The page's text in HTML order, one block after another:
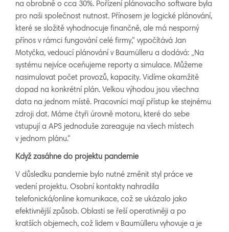
na obrobně o cca 30%. Pořízení plánovacího software byla
pro naši společnost nutnost. Přínosem je logické plánování,
které se složitě vyhodnocuje finančně, ale má nesporný
přínos v rámci fungování celé firmy,“ vypočítává Jan
Motyčka, vedoucí plánování v Baumülleru a dodává: „Na
systému nejvíce oceňujeme reporty a simulace. Můžeme
nasimulovat počet provozů, kapacity. Vidíme okamžitě
dopad na konkrétní plán. Velkou výhodou jsou všechna
data na jednom místě. Pracovníci mají přístup ke stejnému
zdroji dat. Máme čtyři úrovně motoru, které do sebe
vstupují a APS jednoduše zareaguje na všech místech
v jednom plánu.“
Když zasáhne do projektu pandemie
V důsledku pandemie bylo nutné změnit styl práce ve
vedení projektu. Osobní kontakty nahradila
telefonická/online komunikace, což se ukázalo jako
efektivnější způsob. Oblasti se řeší operativněji a po
kratších objemech, což lidem v Baumülleru vyhovuje a je